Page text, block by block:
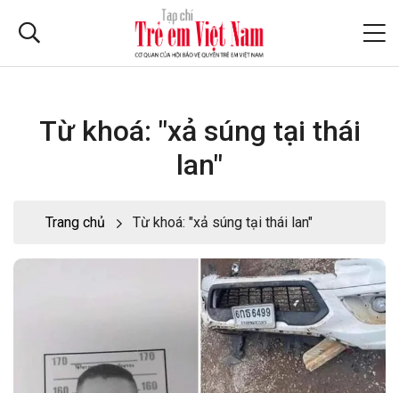
Từ khoá: "xả súng tại thái
lan"
Trang chủ Từ khoá: "xả súng tại thái lan"